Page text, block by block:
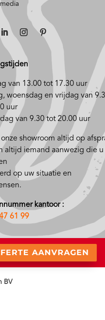
van 13.00 tot 17.30 uur
woensdag en vrijdag van
uur
van 9.30 tot 20.00 uur
onze showroom altijd op
altijd iemand aanwezig die u
op uw situatie en
kantoor :
61 99
AANVRAGEN
BV